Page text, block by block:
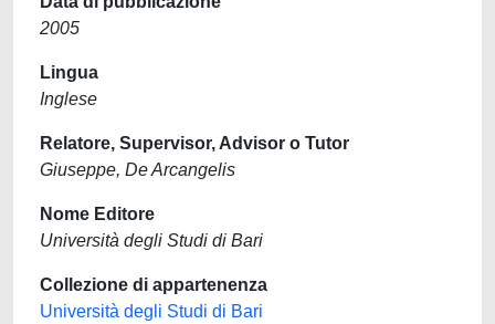
2005
Lingua
Inglese
Relatore, Supervisor, Advisor o Tutor
Giuseppe, De Arcangelis
Nome Editore
Università degli Studi di Bari
Collezione di appartenenza
Università degli Studi di Bari